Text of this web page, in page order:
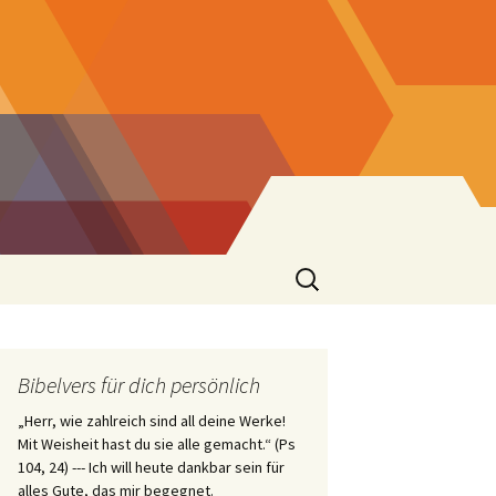
St. Josef
Suchen
nach:
Bibelvers für dich persönlich
„Herr, wie zahlreich sind all deine Werke!
Mit Weisheit hast du sie alle gemacht.“ (Ps
104, 24) --- Ich will heute dankbar sein für
alles Gute, das mir begegnet.